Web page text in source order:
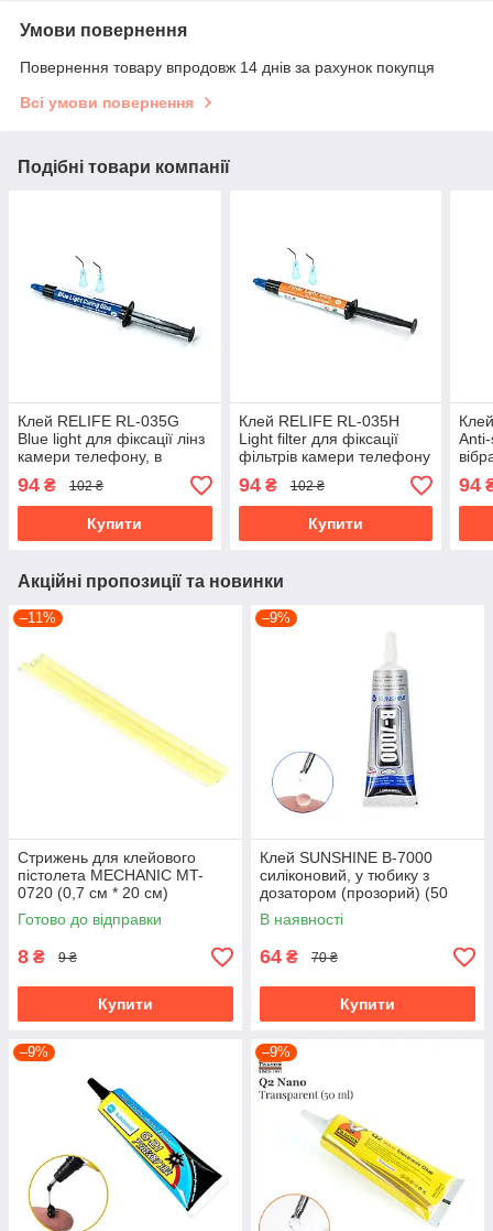
Умови повернення
Повернення товару впродовж 14 днів за рахунок покупця
Всі умови повернення
Подібні товари компанії
Клей RELIFE RL-035G
Blue light для фіксації лінз
камери телефону, в
шприці (3 мл)
94 ₴ 102 ₴
Купити
Клей RELIFE RL-035H
Light filter для фіксації
фільтрів камери телефону
в шприці (3 мл)
94₴ 102 ₴
Купити
Anti-
у
94
Акційні пропозиції та новинки
–11%
Стрижень для клейового
пістолета MECHANIC MT-
0720 (0,7 см * 20 см)
Готово до відправки
8 ₴ 9 ₴
Купити
–9%
Клей SUNSHINE B-7000
силіконовий, у тюбику з
дозатором (прозорий) (50
мл)
В наявності
64 ₴ 70 ₴
Купити
–9% –9%